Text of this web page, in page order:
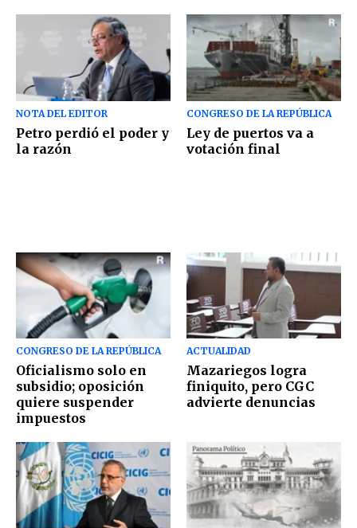
NOTA DEL EDITOR
Petro perdió el poder y
la razón
CONGRESO DE LA REPÚBLICA
Ley de puertos va a
votación final
CONGRESO DE LA REPÚBLICA
Oficialismo solo en
subsidio; oposición
quiere suspender
impuestos
ACTUALIDAD
Mazariegos logra
finiquito, pero CGC
advierte denuncias